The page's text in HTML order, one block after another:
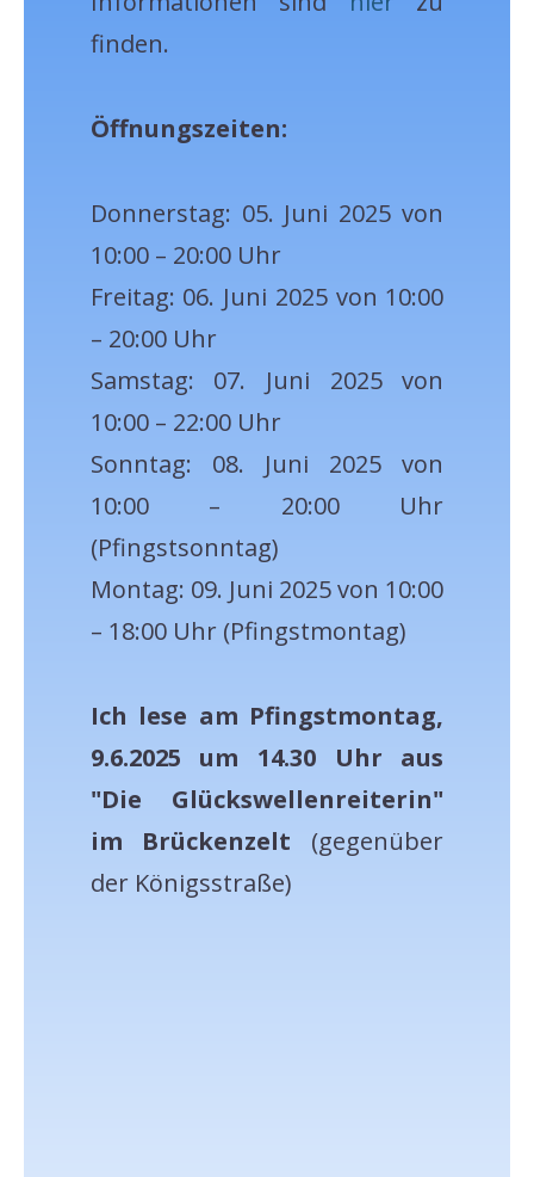
finden.
Öffnungszeiten:
Donnerstag: 05. Juni 2025 von
10:00 – 20:00 Uhr
Freitag: 06. Juni 2025 von 10:00
– 20:00 Uhr
Samstag: 07. Juni 2025 von
10:00 – 22:00 Uhr
Sonntag: 08. Juni 2025 von
10:00 – 20:00 Uhr
(Pfingstsonntag)
Montag: 09. Juni 2025 von 10:00
– 18:00 Uhr (Pfingstmontag)
Ich lese am Pfingstmontag,
9.6.2025 um 14.30 Uhr aus
"Die Glückswellenreiterin"
im Brückenzelt (gegenüber
der Königsstraße)